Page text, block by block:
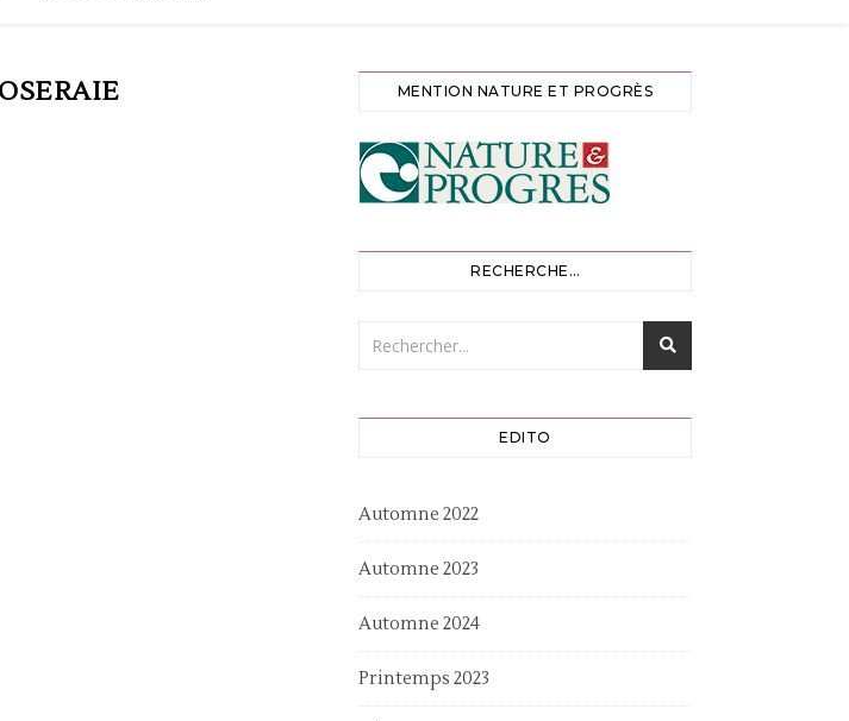
MENTION NATURE ET PROGRÈS
RECHERCHE…
EDITO
Automne 2022
Automne 2023
Automne 2024
Printemps 2023